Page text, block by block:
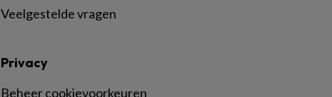
Veelgestelde vragen
Privacy
Beheer cookievoorkeuren